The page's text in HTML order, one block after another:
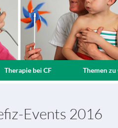
Therapie bei CF Themen zu
Events 2016